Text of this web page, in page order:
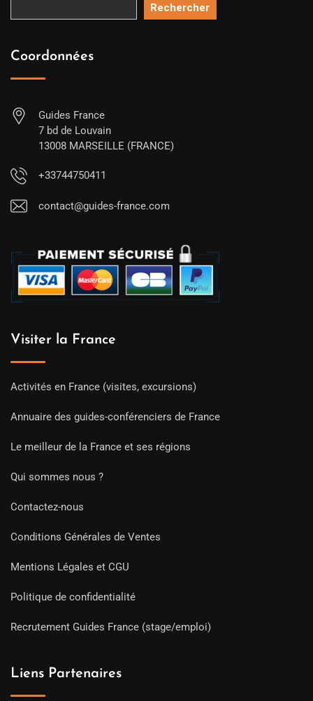
Rechercher
Coordonnées
Guides France
7 bd de Louvain
13008 MARSEILLE (FRANCE)
+33744750411
contact@guides-france.com
Visiter la France
Activités en France (visites, excursions)
Annuaire des guides-conférenciers de France
Le meilleur de la France et ses régions
Qui sommes nous ?
Contactez-nous
Conditions Générales de Ventes
Mentions Légales et CGU
Politique de confidentialité
Recrutement Guides France (stage/emploi)
Liens Partenaires